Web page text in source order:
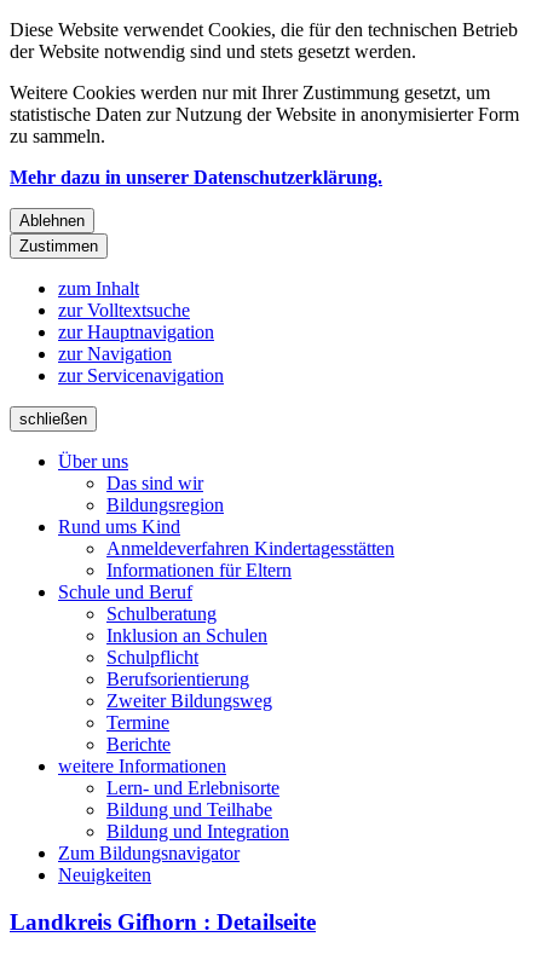
Diese Website verwendet Cookies, die für den technischen Betrieb
der Website notwendig sind und stets gesetzt werden.
Weitere Cookies werden nur mit Ihrer Zustimmung gesetzt, um
statistische Daten zur Nutzung der Website in anonymisierter Form
zu sammeln.
Mehr dazu in unserer Datenschutzerklärung.
Ablehnen
Zustimmen
zum Inhalt
zur Volltextsuche
zur Hauptnavigation
zur Navigation
zur Servicenavigation
schließen
Über uns
Das sind wir
Bildungsregion
Rund ums Kind
Anmeldeverfahren Kindertagesstätten
Informationen für Eltern
Schule und Beruf
Schulberatung
Inklusion an Schulen
Schulpflicht
Berufsorientierung
Zweiter Bildungsweg
Termine
Berichte
weitere Informationen
Lern- und Erlebnisorte
Bildung und Teilhabe
Bildung und Integration
Zum Bildungsnavigator
Neuigkeiten
Landkreis Gifhorn : Detailseite